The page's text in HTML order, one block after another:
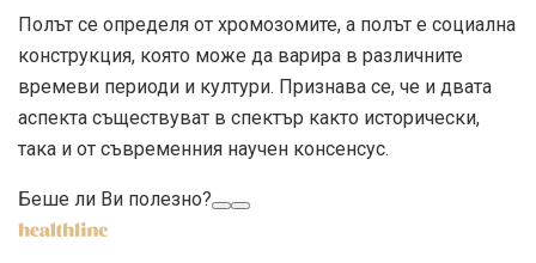
Полът се определя от хромозомите, а полът е социална
конструкция, която може да варира в различните
времеви периоди и култури. Признава се, че и двата
аспекта съществуват в спектър както исторически,
така и от съвременния научен консенсус.
Беше ли Ви полезно?